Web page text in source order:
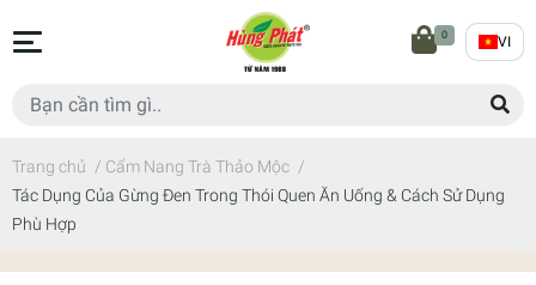
0 VI
Trang chủ / Cẩm Nang Trà Thảo Mộc /
Tác Dụng Của Gừng Đen Trong Thói Quen Ăn Uống & Cách Sử Dụng
Phù Hợp